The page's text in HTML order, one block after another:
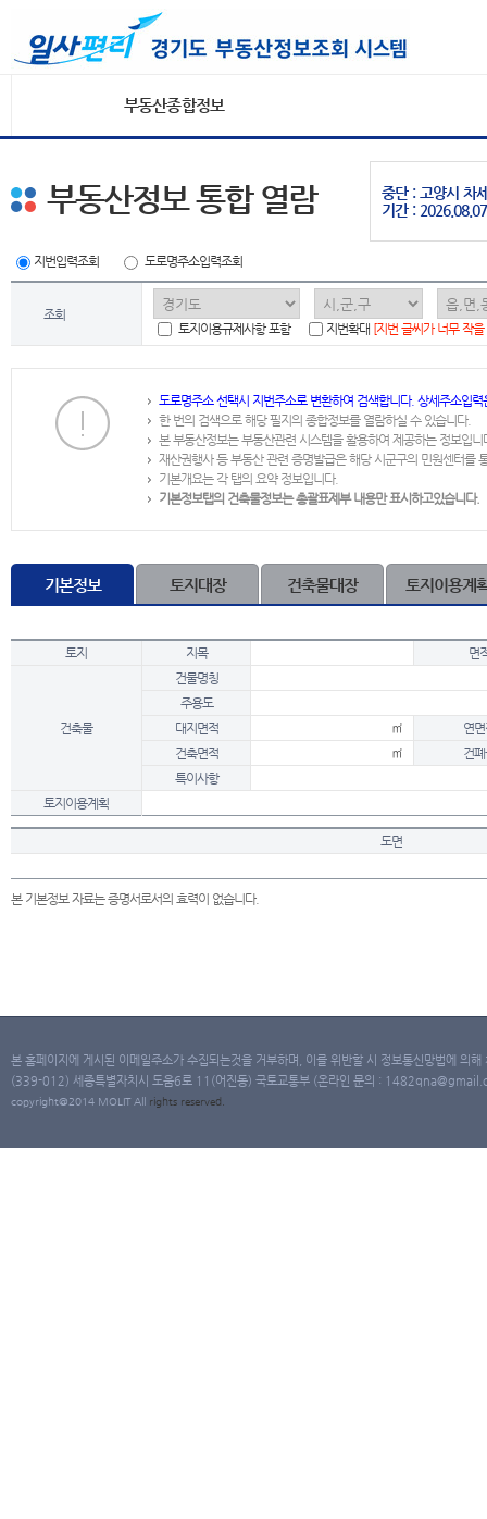
부동산종합정보
중단 : 고양시 차
기간 :
부동산정보 통합 열람
지번입력조회 도로명주소입력조회
조회
토지이용규제사항 포함
지번확대 [지번 글씨가 너무 작
도로명주소 선택시 지번주소로 변환하여 검색합니다. 상세주소입
한 번의 검색으로 해당 필지의 종합정보를 열람하실 수 있습니다.
본 부동산정보는 부동산관련 시스템을 활용하여 제공하는 정보입니
재산권행사 등 부동산 관련 증명발급은 해당 시군구의 민원센터를
기본개요는 각 탭의 요약 정보입니다.
기본정보탭의 건축물정보는 총괄표제부 내용만 표시하고있습니다.
기본정보 토지대장 건축물대장 토지이용계
토지 지목 면
건축물
건물명칭
주용도
대지면적
㎡
연
건축면적
㎡
건
특이사항
토지이용계획
도면
본 기본정보 자료는 증명서로서의 효력이 없습니다.
본 홈페이지에 게시된 이메일주소가 수집되는것을 거부하며, 이를 위반할 시 정보통신망법에 의
(339-012) 세종특별자치시 도움6로 11(어진동) 국토교통부 (온라인 문의 :
copyright@2014 MOLIT All rights reserved.